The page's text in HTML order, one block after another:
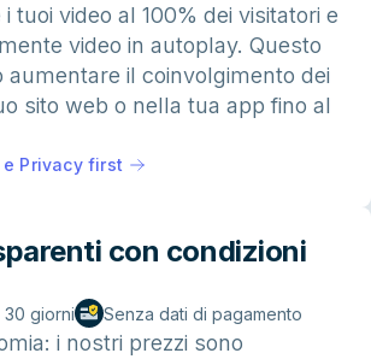
tuoi video al 100% dei visitatori e
video in autoplay. Questo
aumentare il coinvolgimento dei
sito web o nella tua app fino al
e Privacy first
con condizioni
30 giorni Senza dati di pagamento
i nostri prezzi sono